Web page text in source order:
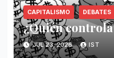
CAPITALISMO DEBATES
¿Quién
JUL 23, 2026 IST